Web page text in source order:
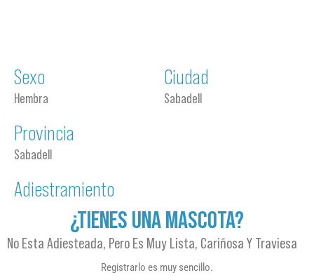
Sexo
Hembra
Ciudad
Sabadell
Provincia
Sabadell
Adiestramiento
¿TIENES UNA MASCOTA?
No Esta Adiesteada, Pero Es Muy Lista, Cariñosa Y Traviesa
Registrarlo es muy sencillo.